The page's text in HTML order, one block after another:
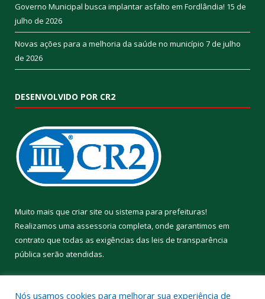
Governo Municipal busca implantar asfalto em Fordlândia! 15 de
julho de 2026
Novas ações para a melhoria da saúde no município 7 de julho
de 2026
DESENVOLVIDO POR CR2
Muito mais que criar site ou sistema para prefeituras!
Realizamos uma assessoria completa, onde garantimos em
contrato que todas as exigências das leis de transparência
pública serão atendidas.
Nós usamos cookies para melhorar sua experiência de